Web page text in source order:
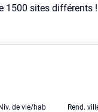
1500 sites différents !
Niv. de vie/hab Rend.